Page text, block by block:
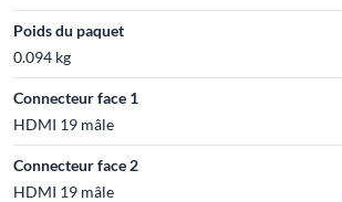
Poids du paquet
0.094 kg
Connecteur face 1
HDMI 19 mâle
Connecteur face 2
HDMI 19 mâle